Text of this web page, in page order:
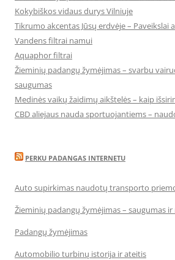
Kokybiškos vidaus durys Vilniuje
Tikrumo akcentas Jūsų erdvėje – Paveikslai
Vandens filtrai namui
Aquaphor filtrai
Žieminių padangų žymėjimas – svarbu
saugumas
Medinės vaikų žaidimų aikštelės – kaip
CBD aliejaus nauda sportuojantiems –
PERKU PADANGAS INTERNETU
Auto supirkimas naudotų transporto
Žieminių padangų žymėjimas – saugumas ir
Padangų žymėjimas
Automobilio turbinų istorija ir ateitis